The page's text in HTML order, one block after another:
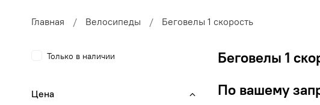
Главная Велосипеды Беговелы 1 скорость
Беговелы 1
По вашему
Только в наличии
Цена